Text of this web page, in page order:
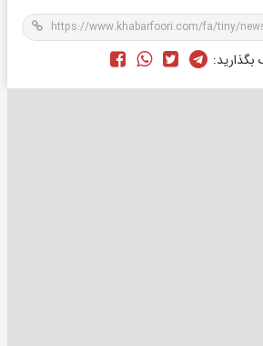
بگذارید: